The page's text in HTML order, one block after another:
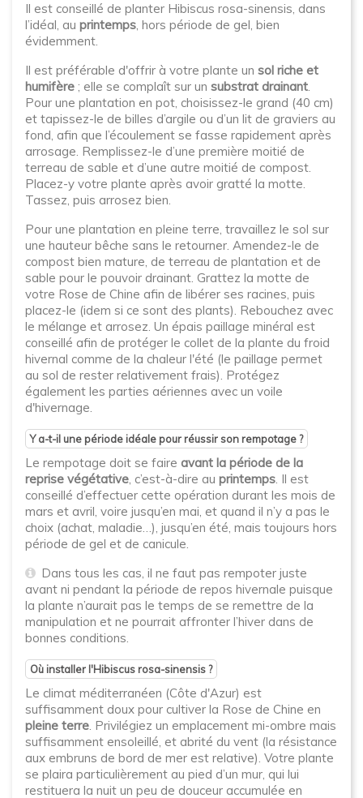
Il est conseillé de planter Hibiscus rosa-sinensis, dans
l’idéal, au printemps, hors période de gel, bien
évidemment.
Il est préférable d'offrir à votre plante un sol riche et
humifère ; elle se complaît sur un substrat drainant.
Pour une plantation en pot, choisissez-le grand (40 cm)
et tapissez-le de billes d’argile ou d’un lit de graviers au
fond, afin que l’écoulement se fasse rapidement après
arrosage. Remplissez-le d’une première moitié de
terreau de sable et d’une autre moitié de compost.
Placez-y votre plante après avoir gratté la motte.
Tassez, puis arrosez bien.
Pour une plantation en pleine terre, travaillez le sol sur
une hauteur bêche sans le retourner. Amendez-le de
compost bien mature, de terreau de plantation et de
sable pour le pouvoir drainant. Grattez la motte de
votre Rose de Chine afin de libérer ses racines, puis
placez-le (idem si ce sont des plants). Rebouchez avec
le mélange et arrosez. Un épais paillage minéral est
conseillé afin de protéger le collet de la plante du froid
hivernal comme de la chaleur l'été (le paillage permet
au sol de rester relativement frais). Protégez
également les parties aériennes avec un voile
d'hivernage.
Y a-t-il une période idéale pour réussir son rempotage ?
Le rempotage doit se faire avant la période de la
reprise végétative, c’est-à-dire au printemps. Il est
conseillé d’effectuer cette opération durant les mois de
mars et avril, voire jusqu’en mai, et quand il n’y a pas le
choix (achat, maladie…), jusqu’en été, mais toujours hors
période de gel et de canicule.
Dans tous les cas, il ne faut pas rempoter juste
avant ni pendant la période de repos hivernale puisque
la plante n’aurait pas le temps de se remettre de la
manipulation et ne pourrait affronter l’hiver dans de
bonnes conditions.
Où installer l'Hibiscus rosa-sinensis ?
Le climat méditerranéen (Côte d'Azur) est
suffisamment doux pour cultiver la Rose de Chine en
pleine terre. Privilégiez un emplacement mi-ombre mais
suffisamment ensoleillé, et abrité du vent (la résistance
aux embruns de bord de mer est relative). Votre plante
se plaira particulièrement au pied d’un mur, qui lui
restituera la nuit un peu de douceur accumulée en